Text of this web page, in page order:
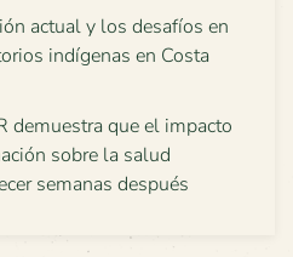
actual y los desafíos en
indígenas en Costa
demuestra que el impacto
sobre la salud
semanas después